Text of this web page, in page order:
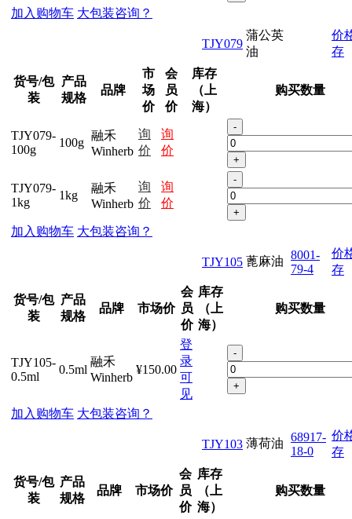
加入购物车 大包装咨询？
TJY079
蒲公英
油
价
存
货号/包
装
产品
规格
品牌
市
场
价
会
员
价
库存
（上
海）
购买数量
TJY079-
100g
100g
融禾
Winherb
询
价
询
价
-
+
TJY079-
1kg
1kg
融禾
Winherb
询
价
询
价
-
+
加入购物车 大包装咨询？
TJY105 蓖麻油 8001-
79-4
价
存
货号/包
装
产品
规格
品牌 市场价
会
员
价
库存
（上
海）
购买数量
TJY105-
0.5ml
0.5ml
融禾
Winherb
¥150.00
登
录
可
见
-
+
加入购物车 大包装咨询？
TJY103 薄荷油 68917-
18-0
价
存
货号/包
装
产品
规格
品牌 市场价
会
员
价
库存
（上
海）
购买数量